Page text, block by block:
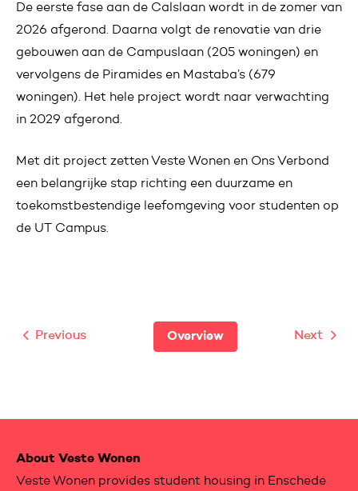
De eerste fase aan de Calslaan wordt in de zomer van
2026 afgerond. Daarna volgt de renovatie van drie
gebouwen aan de Campuslaan (205 woningen) en
vervolgens de Piramides en Mastaba’s (679
woningen). Het hele project wordt naar verwachting
in 2029 afgerond.
Met dit project zetten Veste Wonen en Ons Verbond
een belangrijke stap richting een duurzame en
toekomstbestendige leefomgeving voor studenten op
de UT Campus.
Next
Overview
Previous
Contactinformation
About Veste Wonen
Veste Wonen provides student housing in Enschede